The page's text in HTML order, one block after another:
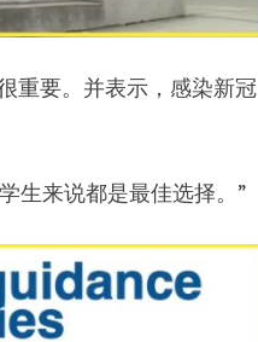
重要。并表示，感染新冠
生来说都是最佳选择。”